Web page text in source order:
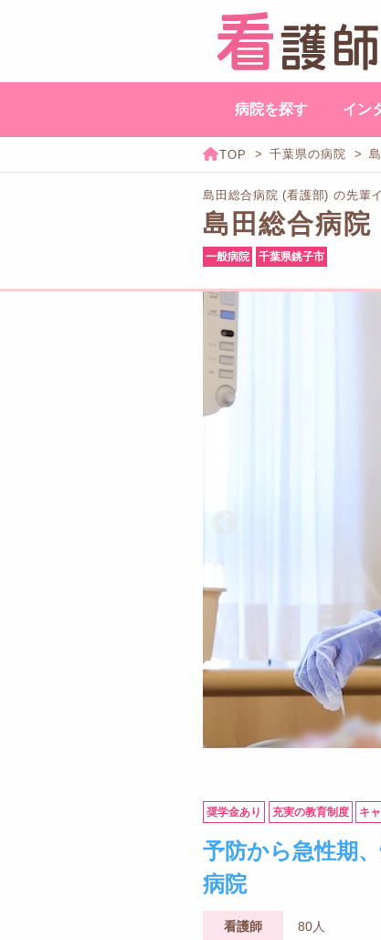
病院を探す イン
千葉県の病院
島田総合病院 (看護部) の先輩
島田総合病院
一般病院 千葉県銚子市
奨学金あり 充実の教育制度 キ
予防から急性期
病院
看護師 80人